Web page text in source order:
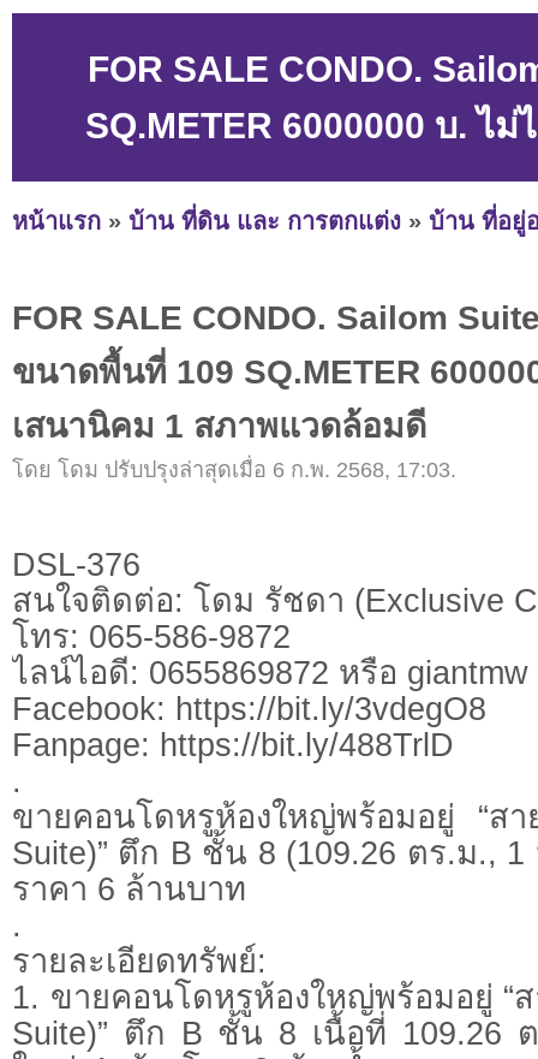
FOR SALE CONDO.
SQ.METER 6000000 บ. ไ
หน้าแรก » บ้าน ที่ดิน และ การตกแต่ง » บ้าน ที่อยู่
FOR SALE CONDO. Sailom
ขนาดพื้นที่ 109 SQ.METER
เสนานิคม 1 สภาพแวดล้อมดี
โดย โดม ปรับปรุงล่าสุดเมื่อ 6 ก.พ. 2568, 17:03.
DSL-376
สนใจติดต่อ: โดม รัชดา (Exclusive
โทร: 065-586-9872
ไลน์ไอดี: 0655869872 หรือ
Facebook: https://bit.ly/3vdegO8
Fanpage: https://bit.ly/488TrlD
.
ขายคอนโดหรูห้องใหญ่พร้อมอยู่ “ส
Suite)” ตึก B ชั้น 8 (109.26 ตร.ม.,
ราคา 6 ล้านบาท
.
รายละเอียดทรัพย์:
1. ขายคอนโดหรูห้องใหญ่พร้อมอยู่ “
Suite)” ตึก B ชั้น 8 เนื้อที่ 109.26